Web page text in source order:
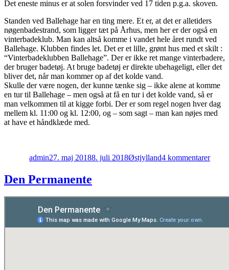
Det eneste minus er at solen forsvinder ved 17 tiden p.g.a. skoven.
Standen ved Ballehage har en ting mere. Et er, at det er alletiders
nøgenbadestrand, som ligger tæt på Århus, men her er der også en
vinterbadeklub. Man kan altså komme i vandet hele året rundt ved
Ballehage. Klubben findes let. Det er et lille, grønt hus med et skilt :
“Vinterbadeklubben Ballehage”. Der er ikke ret mange vinterbadere,
der bruger badetøj. At bruge badetøj er direkte ubehageligt, eller det
bliver det, når man kommer op af det kolde vand.
Skulle der være nogen, der kunne tænke sig – ikke alene at komme
en tur til Ballehage – men også at få en tur i det kolde vand, så er
man velkommen til at kigge forbi. Der er som regel nogen hver dag
mellem kl. 11:00 og kl. 12:00, og – som sagt – man kan nøjes med
at have et håndklæde med.
admin27. maj 20188. juli 2018Østjylland4 kommentarer
Den Permanente